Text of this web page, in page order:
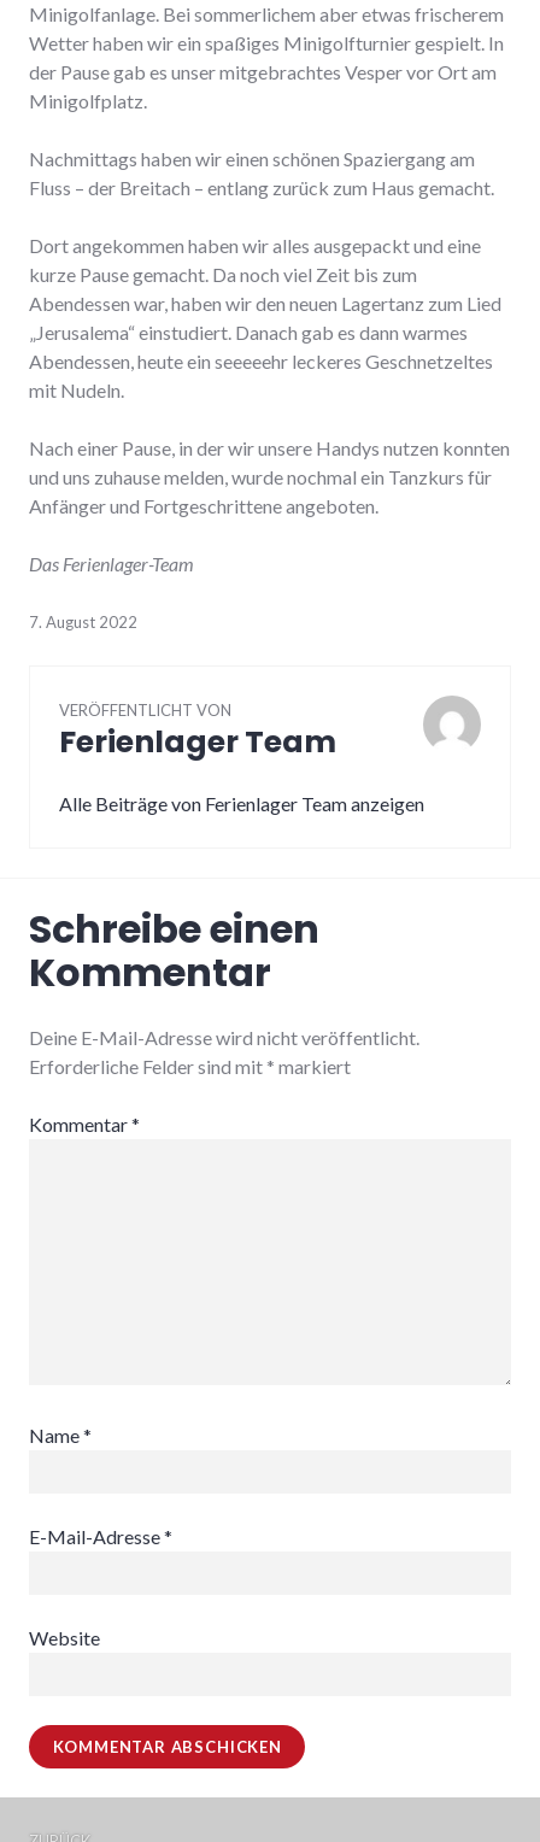
Minigolfanlage. Bei sommerlichem aber etwas frischerem
Wetter haben wir ein spaßiges Minigolfturnier gespielt. In
der Pause gab es unser mitgebrachtes Vesper vor Ort am
Minigolfplatz.
Nachmittags haben wir einen schönen Spaziergang am
Fluss – der Breitach – entlang zurück zum Haus gemacht.
Dort angekommen haben wir alles ausgepackt und eine
kurze Pause gemacht. Da noch viel Zeit bis zum
Abendessen war, haben wir den neuen Lagertanz zum Lied
„Jerusalema“ einstudiert. Danach gab es dann warmes
Abendessen, heute ein seeeeehr leckeres Geschnetzeltes
mit Nudeln.
Nach einer Pause, in der wir unsere Handys nutzen konnten
und uns zuhause melden, wurde nochmal ein Tanzkurs für
Anfänger und Fortgeschrittene angeboten.
Das Ferienlager-Team
7. August 2022
VERÖFFENTLICHT VON
Ferienlager Team
Alle Beiträge von Ferienlager Team anzeigen
Schreibe einen
Kommentar
Deine E-Mail-Adresse wird nicht veröffentlicht.
Erforderliche Felder sind mit * markiert
Kommentar*
Name*
E-Mail-Adresse*
Website